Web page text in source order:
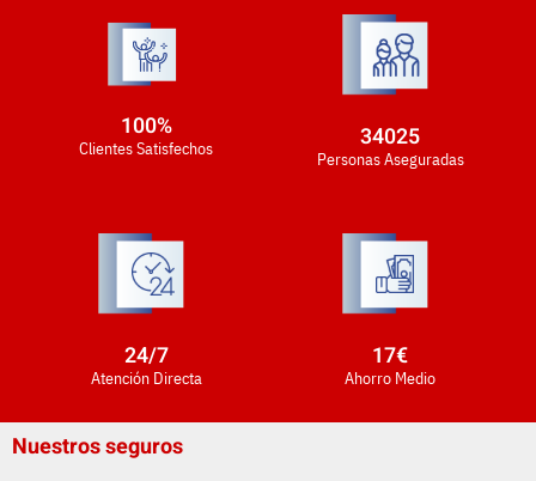
Clientes Satisfechos
100%
Personas Aseguradas
34025
Atención Directa
24/7
Ahorro Medio
17€
Nuestros seguros